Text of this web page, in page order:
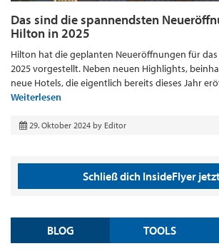
Das sind die spannendsten
Hilton in 2025
Hilton hat die geplanten Neueröffnungen für
2025 vorgestellt. Neben neuen Highlights,
neue Hotels, die eigentlich bereits dieses Jahr
Weiterlesen
29. Oktober 2024 by Editor
Schließ dich InsideFlyer
BLOG TOOLS